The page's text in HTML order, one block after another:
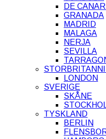
DE
GRANADA
MADRID
MALAGA
NERJA
SEVILLA
LONDON
SVERIGE
SKÅNE
TYSKLAND
BERLIN